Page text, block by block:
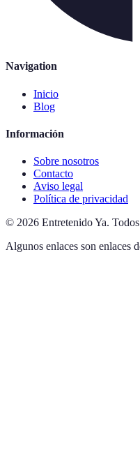
Navigation
Inicio
Blog
Información
Sobre nosotros
Contacto
Aviso legal
Política de privacidad
© 2026 Entretenido Ya.
Algunos enlaces son enlaces